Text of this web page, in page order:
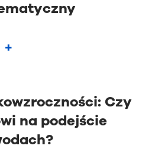
Czy
na podejście